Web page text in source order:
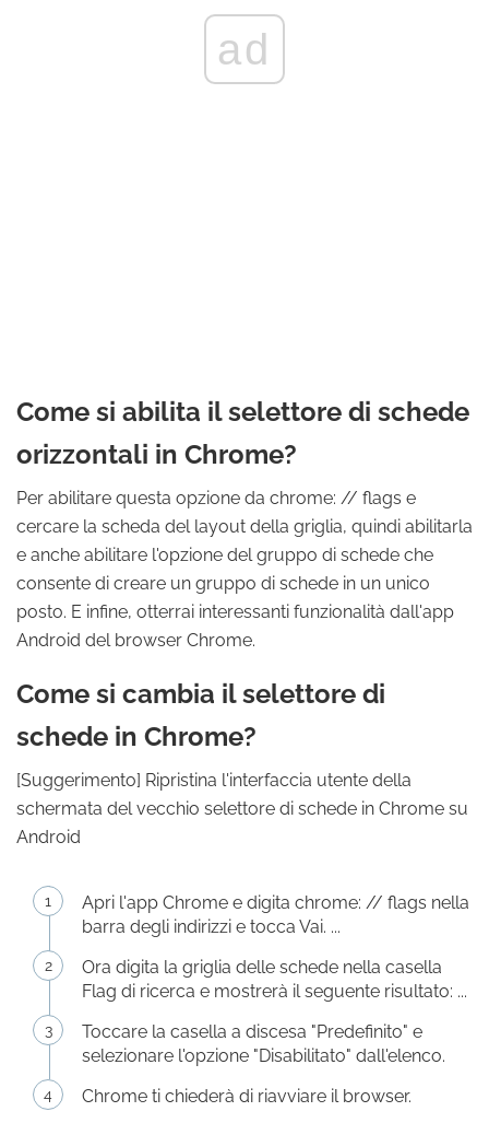
ad
Come si abilita il selettore di schede
orizzontali in Chrome?
Per abilitare questa opzione da chrome: // flags e
cercare la scheda del layout della griglia, quindi abilitarla
e anche abilitare l'opzione del gruppo di schede che
consente di creare un gruppo di schede in un unico
posto. E infine, otterrai interessanti funzionalità dall'app
Android del browser Chrome.
Come si cambia il selettore di
schede in Chrome?
[Suggerimento] Ripristina l'interfaccia utente della
schermata del vecchio selettore di schede in Chrome su
Android
Apri l'app Chrome e digita chrome: // flags nella
barra degli indirizzi e tocca Vai. ...
Ora digita la griglia delle schede nella casella
Flag di ricerca e mostrerà il seguente risultato: ...
Toccare la casella a discesa "Predefinito" e
selezionare l'opzione "Disabilitato" dall'elenco.
Chrome ti chiederà di riavviare il browser.